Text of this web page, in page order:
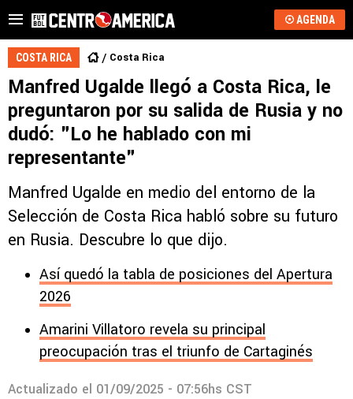
AGENDA
COSTA RICA Costa Rica
Manfred Ugalde llegó a Costa Rica, le
preguntaron por su salida de Rusia y no
dudó: "Lo he hablado con mi
representante"
Manfred Ugalde en medio del entorno de la
Selección de Costa Rica habló sobre su futuro
en Rusia. Descubre lo que dijo.
Así quedó la tabla de posiciones del Apertura
2026
Amarini Villatoro revela su principal
preocupación tras el triunfo de Cartaginés
Actualizado el 01/09/2025 - 07:56hs CST